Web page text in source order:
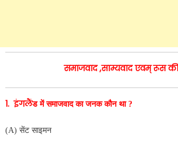
समाजवाद ,साम्यवाद एवम् रूस की
1. इंगलैंड में समाजवाद का जनक कौन था ?
(A) सेंट साइमन